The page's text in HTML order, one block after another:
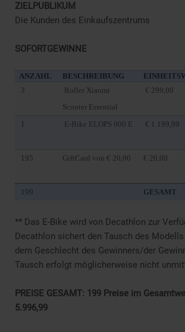
ZIELPUBLIKUM
Die Kunden des Einkaufszentrums
SOFORTGEWINNE
ANZAHL BESCHREIBUNG
3
Roller Xiaomi
Scooter Essential
€ 299,00
1 E-Bike ELOPS 900 E € 1.199,99
195
GiftCard von € 20,00 € 20,00
199
GESAMT
** Das E-Bike wird von Decathlon zur
Decathlon sichert den Tausch des
dem Geschlecht des Gewinners/der
Tausch erfolgt möglicherweise nicht
PREISE GESAMT: 199 Preise im
5.996,99